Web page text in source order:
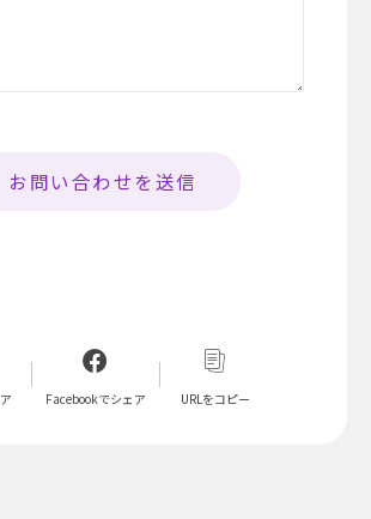
Facebookでシェア URLをコピー